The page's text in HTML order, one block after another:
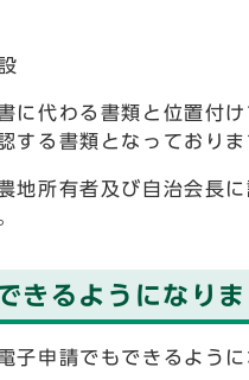
に代わる書類と位置付
する書類となっておりま
地所有者及び自治会長
きるようになりま
申請でもできるよう